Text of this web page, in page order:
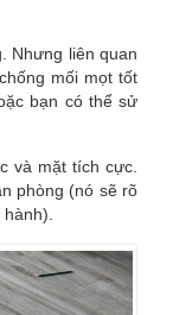
Nhưng liên quan
mối mọt tốt
bạn có thể sử
và mặt tích cực.
phòng (nó sẽ rõ